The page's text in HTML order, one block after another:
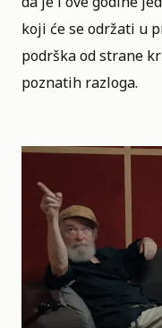
koji će se održati u
podrška od strane
poznatih razloga.